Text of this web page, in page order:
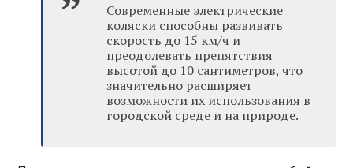
Современные электрические
коляски способны развивать
скорость до 15 км/ч и
преодолевать препятствия
высотой до 10 сантиметров, что
значительно расширяет
возможности их использования в
городской среде и на природе.